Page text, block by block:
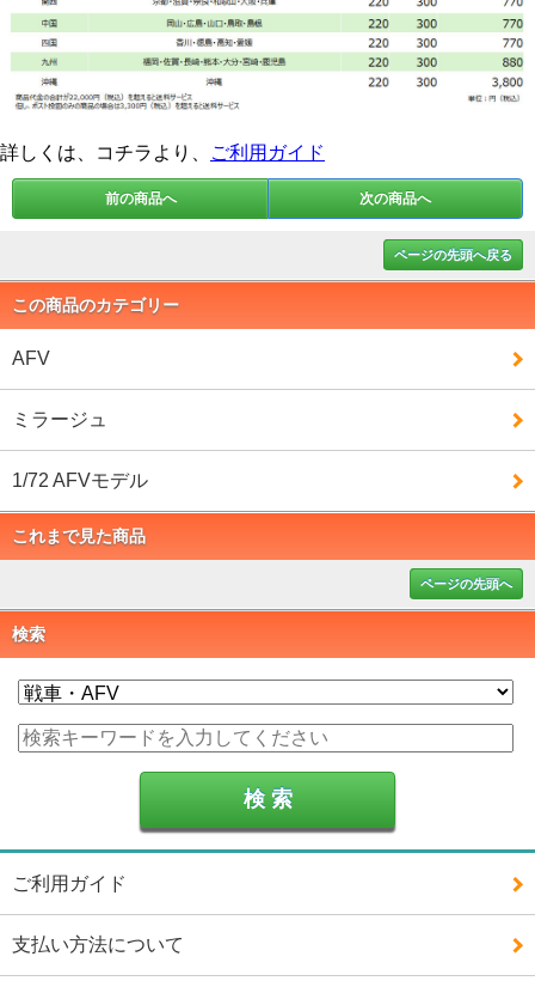
詳しくは、コチラより、 ご利用ガイド
前の商品へ 次の商品へ
ページの先頭へ戻る
この商品のカテゴリー
AFV
ミラージュ
1/72 AFVモデル
これまで見た商品
ページの先頭へ
検索
ご利用ガイド
支払い方法について